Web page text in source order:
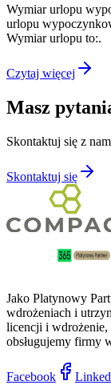
Wymiar urlopu
urlopu
Wymiar urlopu to:.
Czytaj więcej
Masz
Skontaktuj się z
Skontaktuj się
Jako Platynowy
wdrożeniach i
licencji i wdrożenie,
obsługujemy firmy
Facebook